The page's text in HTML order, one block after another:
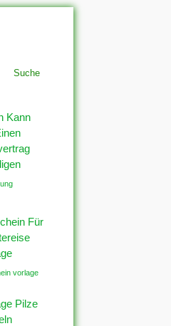
Suche
Kann
Für
vorlage
Pilze